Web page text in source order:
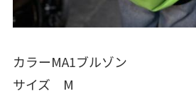
カラーMA1ブルゾン
サイズ M